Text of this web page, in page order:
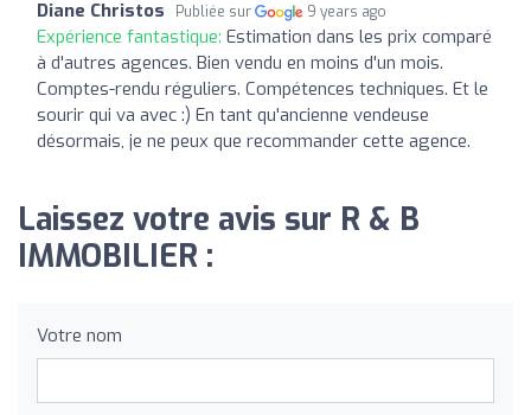
Diane Christos Publiée sur 9 years ago
Expérience fantastique: Estimation dans les prix comparé
à d'autres agences. Bien vendu en moins d'un mois.
Comptes-rendu réguliers. Compétences techniques. Et le
sourir qui va avec :) En tant qu'ancienne vendeuse
désormais, je ne peux que recommander cette agence.
Laissez votre avis sur R & B
IMMOBILIER :
Votre nom